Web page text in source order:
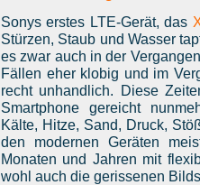
Sonys erstes LTE-Gerät, das
Stürzen, Staub und Wasser
es zwar auch in der
Fällen eher klobig und im
recht unhandlich. Diese
Smartphone gereicht
Kälte, Hitze, Sand, Druck,
den modernen Geräten
Monaten und Jahren mit
wohl auch die gerissenen